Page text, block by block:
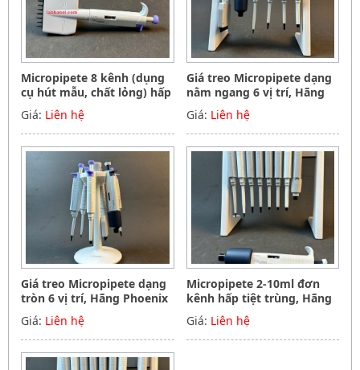
Micropipete 8 kênh (dụng
cụ hút mẫu, chất lỏng) hấp
tiệt trùng 0.5-10ul, Hãng
Phoenix instrument
Germany
Giá: Liên hệ
Giá treo Micropipete dạng
nằm ngang 6 vị trí, Hãng
Phoenix instrument
Germany
Giá: Liên hệ
Giá treo Micropipete dạng
tròn 6 vị trí, Hãng Phoenix
instrument Germany
Giá: Liên hệ
Micropipete 2-10ml đơn
kênh hấp tiệt trùng, Hãng
Phoenix instrument
Germany
Giá: Liên hệ